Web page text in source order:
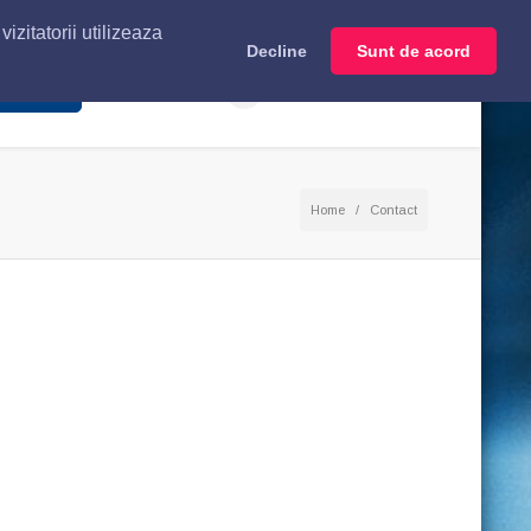
utilizeaza
Decline Sunt de acord
Home Contact